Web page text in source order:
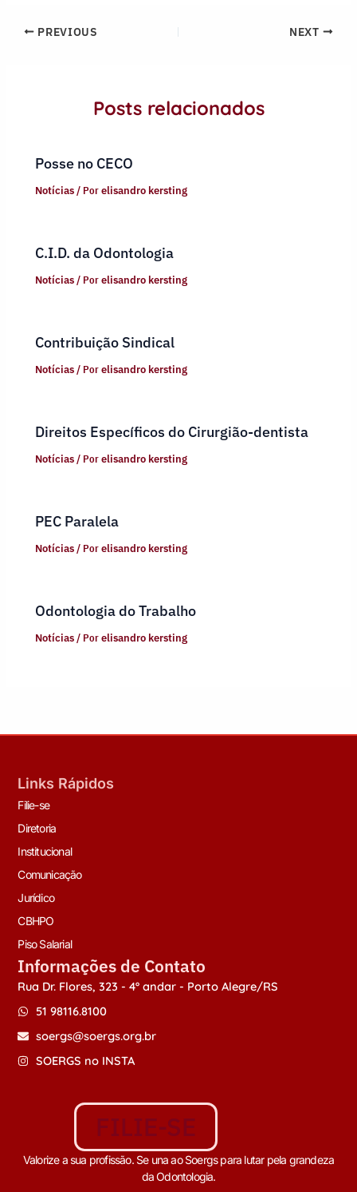
PREVIOUS NEXT
Posts relacionados
Posse no CECO
Notícias/ Porelisandro kersting
C.I.D. da Odontologia
Notícias/ Porelisandro kersting
Contribuição Sindical
Notícias/ Porelisandro kersting
Direitos Específicos do Cirurgião-dentista
Notícias/ Porelisandro kersting
PEC Paralela
Notícias/ Porelisandro kersting
Odontologia do Trabalho
Notícias/ Porelisandro kersting
Links Rápidos
Filie-se
Diretoria
Institucional
Comunicação
Jurídico
CBHPO
Piso Salarial
Informações de Contato
Rua Dr. Flores, 323 - 4º andar - Porto Alegre/RS
51 98116.8100
soergs@soergs.org.br
SOERGS no INSTA
FILIE-SE
Valorize a sua profissão. Se una ao Soergs para lutar pela grandeza
da Odontologia.